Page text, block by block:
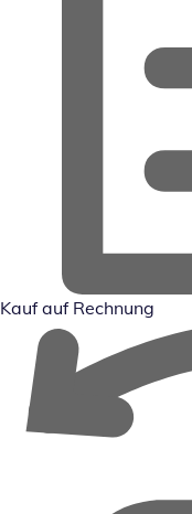
Kauf auf Rechnung